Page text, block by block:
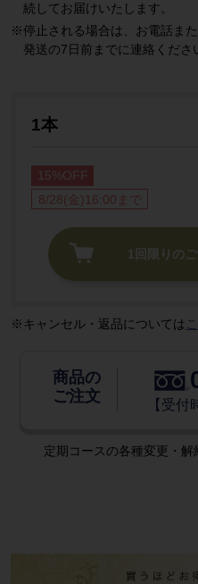
続してお届けいたします。
停止される場合は、お電話ま
発送の7日前までに連絡くださ
1本
15%OFF
8/28(金)16:00まで
1回限りの
キャンセル・返品については
商品の
ご注文
【受
定期コースの各種変更・